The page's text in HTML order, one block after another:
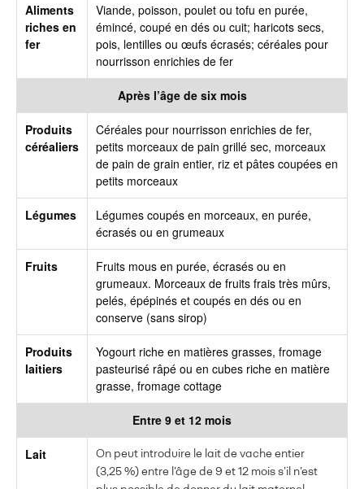
Aliments
riches en
fer
Viande, poisson, poulet ou tofu en purée,
émincé, coupé en dés ou cuit; haricots secs,
pois, lentilles ou œufs écrasés; céréales pour
nourrisson enrichies de fer
Après l’âge de six mois
Produits
céréaliers
Céréales pour nourrisson enrichies de fer,
petits morceaux de pain grillé sec, morceaux
de pain de grain entier, riz et pâtes coupées en
petits morceaux
Légumes
Légumes coupés en morceaux, en purée,
écrasés ou en grumeaux
Fruits
Fruits mous en purée, écrasés ou en
grumeaux. Morceaux de fruits frais très mûrs,
pelés, épépinés et coupés en dés ou en
conserve (sans sirop)
Produits
laitiers
Yogourt riche en matières grasses, fromage
pasteurisé râpé ou en cubes riche en matière
grasse, fromage cottage
Entre 9 et 12 mois
Lait
On peut introduire le lait de vache entier
(3,25 %) entre l’âge de 9 et 12 mois s’il n’est